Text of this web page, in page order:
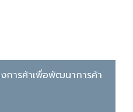
การค้าเพื่อพัฒนาการค้า